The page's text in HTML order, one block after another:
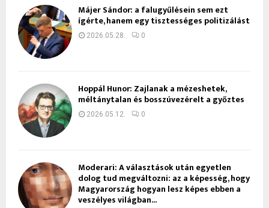
Májer Sándor: a falugyűlésein sem ezt
ígérte, hanem egy tisztességes politizálást
2026.05.28. 0
Hoppál Hunor: Zajlanak a mézeshetek,
méltánytalan és bosszúvezérelt a győztes
2026.05.12. 0
Moderari: A választások után egyetlen
dolog tud megváltozni: az a képesség, hogy
Magyarország hogyan lesz képes ebben a
veszélyes világban...